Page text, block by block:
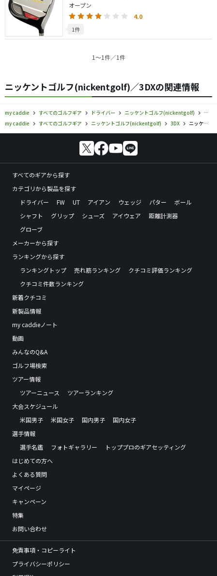
オープン
4.0
1件
1〜1件／1件
ニッケントゴルフ(nickentgolf)／3DXの関連情報
my caddie すべてのゴルフギア ドライバー ニッケントゴルフ(nickentgolf)
ニッ
my caddie
すべてのゴルフギア ニッケントゴルフ(nickentgolf) 3DX ニッケントゴルフ／3DX／ドライバーの口コミ評価
すべてのギアから探す
カテゴリから製品を探す
ドライバー
FW UT アイアン ウェッジ パター
ボール
シャフト
グリップ シューズ アイウェア
距離計測器
グローブ
メーカーから探す
ランキングから探す
ランキングトップ
売れ筋ランキング
クチコミ評価ランキング
クチコミ件数ランキング
新着クチコミ
新製品情報
my caddieノート
動画
みんなのQ&A
ゴルフ場検索
ツアー情報
ツアーニュース
ツアーランキング
大会スケジュール
米国男子
米国女子 国内男子
国内女子
選手情報
選手名鑑
フォトギャラリー
トッププロのギアセッティング
はじめての方へ
よくある質問
マイページ
キャンペーン
特集
お問い合わせ
免責事項・コピーライト
プライバシーポリシー